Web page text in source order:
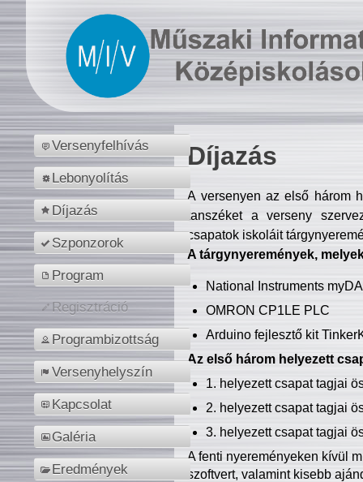
Versenyfelhívás
Lebonyolítás
Díjazás
Szponzorok
Program
Regisztráció
Programbizottság
Versenyhelyszín
Kapcsolat
Galéria
Eredmények
Díjazás
A versenyen az első három
tanszéket a verseny
csapatok iskoláit
A tárgynyeremények,
National Instruments
OMRON CP1LE PLC
Arduino fejlesztő kit
Az első három helyezett
1. helyezett csapat tagjai
2. helyezett csapat tagjai
3. helyezett csapat tagjai
A fenti nyereményeken kívül
szoftvert, valamint kisebb